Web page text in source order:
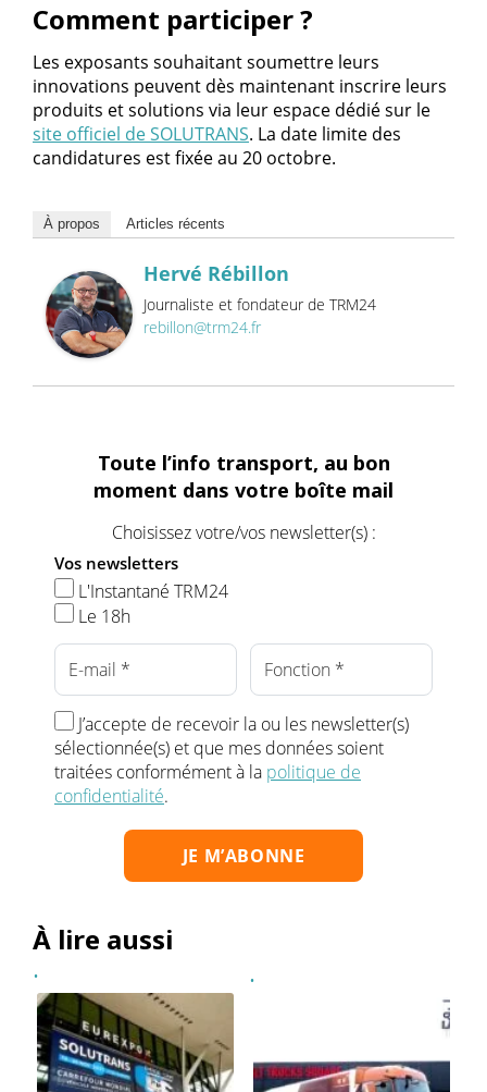
Comment participer ?
Les exposants souhaitant soumettre leurs
innovations peuvent dès maintenant inscrire leurs
produits et solutions via leur espace dédié sur le
site officiel de SOLUTRANS. La date limite des
candidatures est fixée au 20 octobre.
À propos Articles récents
Hervé Rébillon
Journaliste et fondateur de TRM24
rebillon@trm24.fr
Toute l’info transport, au bon
moment dans votre boîte mail
Choisissez votre/vos newsletter(s) :
Vos newsletters
L'Instantané TRM24
Le 18h
J’accepte de recevoir la ou les newsletter(s)
sélectionnée(s) et que mes données soient
traitées conformément à la politique de
confidentialité.
À lire aussi